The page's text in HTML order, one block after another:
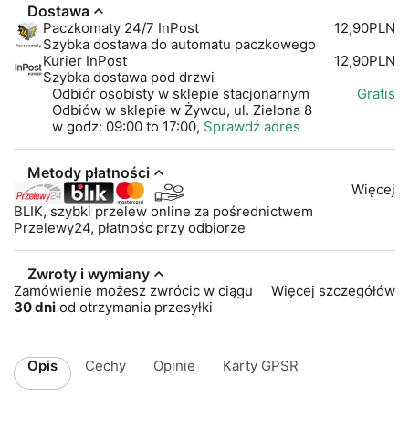
Dostawa
Paczkomaty 24/7 InPost
Szybka dostawa do automatu paczkowego
12,90PLN
Kurier InPost
Szybka dostawa pod drzwi
12,90PLN
Odbiór osobisty w sklepie stacjonarnym
Odbiów w sklepie w Żywcu, ul. Zielona 8
w godz: 09:00 to 17:00, Sprawdź adres
Gratis
Metody płatności
BLIK, szybki przelew online za pośrednictwem
Przelewy24, płatnośc przy odbiorze
Więcej
Zwroty i wymiany
Zamówienie możesz zwrócic w ciągu
30 dni od otrzymania przesyłki
Więcej szczegółów
Opis Cechy Opinie Karty GPSR